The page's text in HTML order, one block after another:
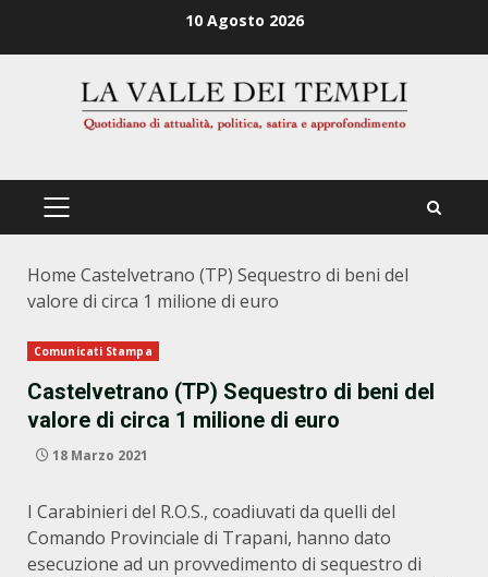
10 Agosto 2026
PRIMÄRES
Home Castelvetrano (TP) Sequestro di beni del
valore di circa 1 milione di euro
Comunicati Stampa
Castelvetrano (TP) Sequestro di beni del
valore di circa 1 milione di euro
18 Marzo 2021
I Carabinieri del R.O.S., coadiuvati da quelli del
Comando Provinciale di Trapani, hanno dato
esecuzione ad un provvedimento di sequestro di